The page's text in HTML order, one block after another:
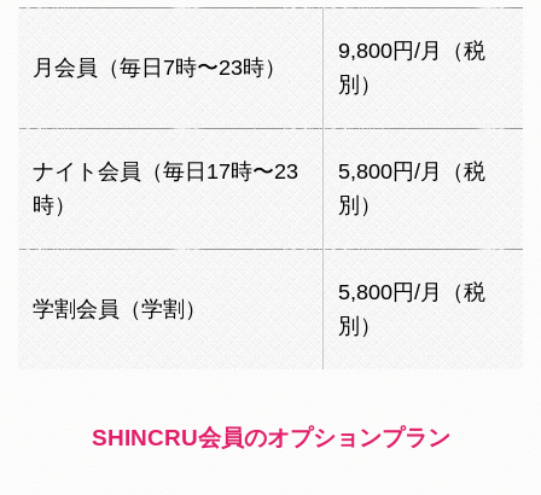
月会員（毎日7時〜23時）
9,800円/月（税
別）
ナイト会員（毎日17時〜23
時）
5,800円/月（税
別）
学割会員（学割）
5,800円/月（税
別）
SHINCRU会員のオプションプラン